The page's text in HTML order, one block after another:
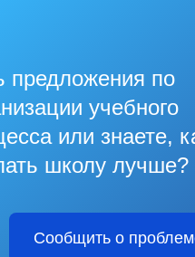
предложения по
учебного
или знаете,
школу лучше?
Сообщить о